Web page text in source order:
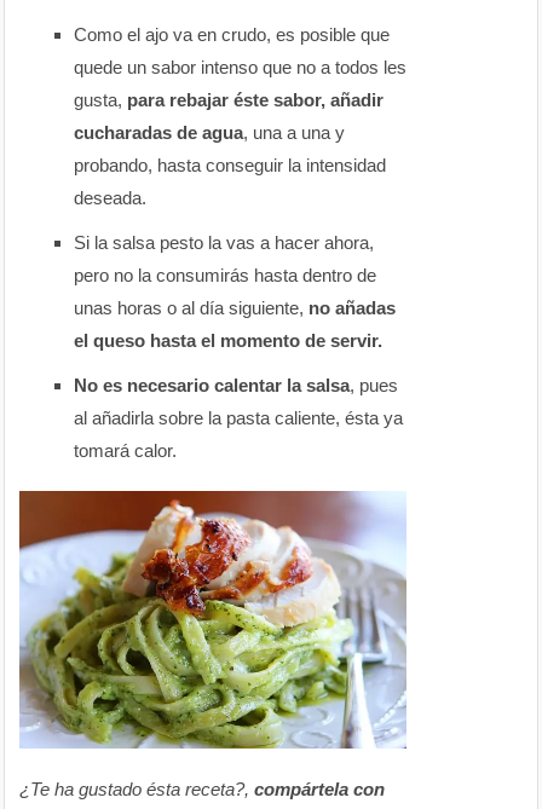
Como el ajo va en crudo, es posible que
quede un sabor intenso que no a todos les
gusta, para rebajar éste sabor, añadir
cucharadas de agua, una a una y
probando, hasta conseguir la intensidad
deseada.
Si la salsa pesto la vas a hacer ahora,
pero no la consumirás hasta dentro de
unas horas o al día siguiente, no añadas
el queso hasta el momento de servir.
No es necesario calentar la salsa, pues
al añadirla sobre la pasta caliente, ésta ya
tomará calor.
¿Te ha gustado ésta receta?,compártela con